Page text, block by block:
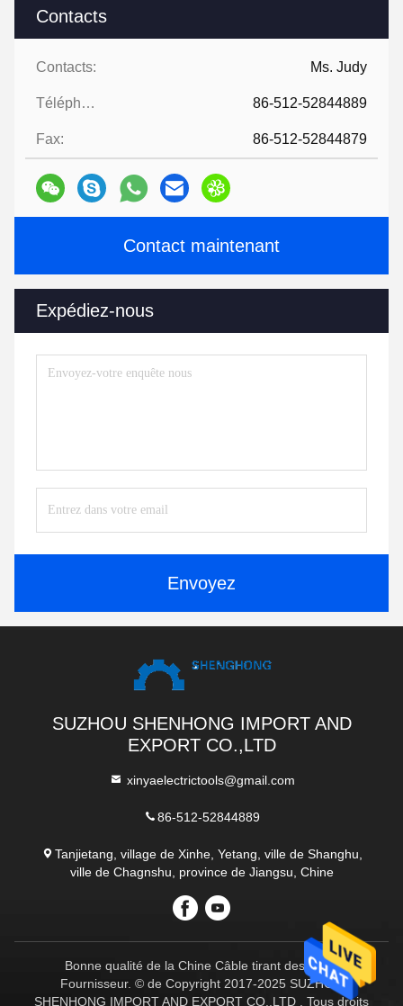
Contacts
Contacts: Ms. Judy
Téléphone: 86-512-52844889
Fax: 86-512-52844879
Contact maintenant
Expédiez-nous
Envoyez
SUZHOU SHENHONG IMPORT AND
EXPORT CO.,LTD
xinyaelectrictools@gmail.com
86-512-52844889
Tanjietang, village de Xinhe, Yetang, ville de Shanghu,
ville de Chagnshu, province de Jiangsu, Chine
Bonne qualité de la Chine Câble tirant des outils
Fournisseur. © de Copyright 2017-2025 SUZHOU
SHENHONG IMPORT AND EXPORT CO.,LTD . Tous droits